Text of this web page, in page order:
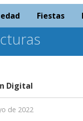
Fiestas
Digital
de 2022